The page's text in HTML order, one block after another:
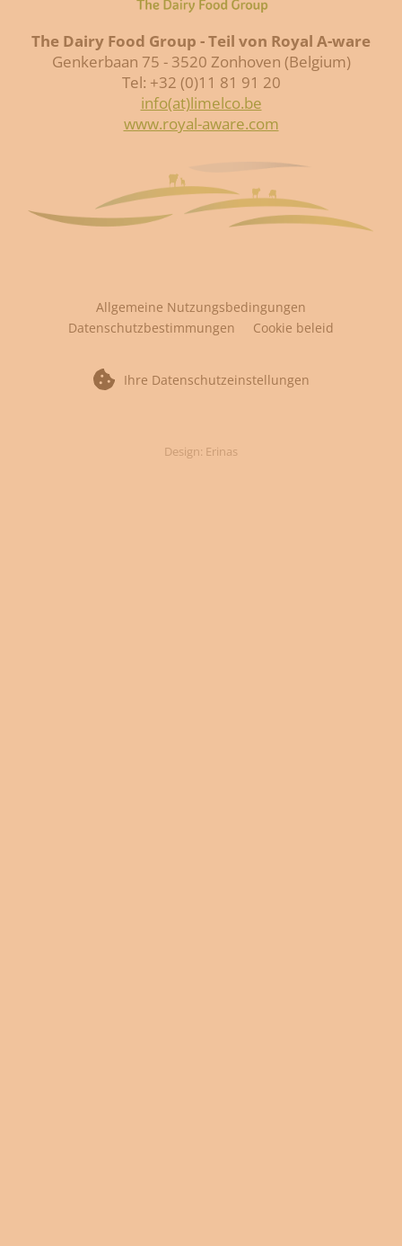
The Dairy Food Group - Teil von Royal A-ware
Genkerbaan 75 - 3520 Zonhoven (Belgium)
Tel: +32 (0)11 81 91 20
info(at)limelco.be
www.royal-aware.com
Allgemeine Nutzungsbedingungen
Datenschutzbestimmungen
Cookie beleid
Ihre Datenschutzeinstellungen
Design: Erinas